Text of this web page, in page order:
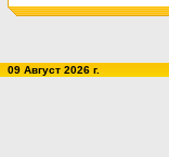
09 Август 2026 г.